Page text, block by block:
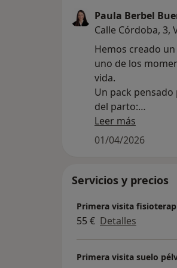
Paula Berbel
Calle Córdoba, 3,
Hemos creado
uno de los
vida.
Un pack
del parto:
- 3 sesiones
- 2 sesiones en el
adaptado a ti,
Porque cuidarte a
bebé.
Ideal para
autorregalarte.
Leer más
01/04/2026
Servicios y precios
Primera visita
55 € Detalles
Primera visita suelo